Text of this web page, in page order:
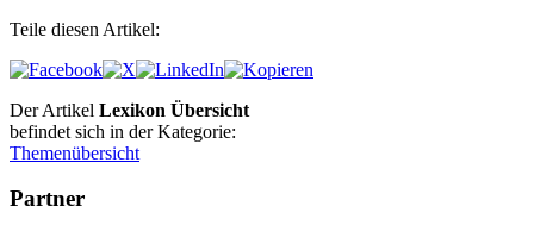
Teile diesen Artikel:
Der Artikel Lexikon Übersicht
befindet sich in der Kategorie:
Themenübersicht
Partner